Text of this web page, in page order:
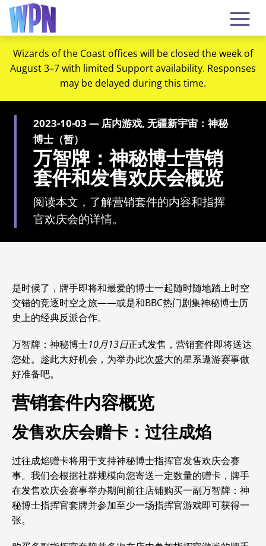
Wizards of the Coast offices will be closed the week of
August 3–7 with limited Support availability. Responses
may be delayed during this time.
2023-10-03 — 店内游戏, 无疆新宇宙：神秘
博士（暂）
万智牌：神秘博士营销
套件和发售欢庆会概览
阅读本文，了解营销套件的内容和指挥
官欢庆会的详情。
是时候了，牌手即将和最爱的博士一起随时随地踏上时空
交错的竞逐时空之旅——或是和BBC热门剧集神秘博士历
史上的经典反派合作。
万智牌：神秘博士10月13日正式发售，营销套件即将送达
您处。趁此大好机会，为举办此次盛大的星系遨游赛事做
好准备吧。
营销套件内容概览
发售欢庆会赠卡：过往成焰
过往成焰赠卡将用于支持神秘博士指挥官发售欢庆会赛
事。 我们会根据社群规模向您寄送一定数量的赠卡，牌手
在发售欢庆会赛事举办期间前往店铺购买一副万智牌：神
秘博士指挥官套牌并参加至少一场指挥官游戏即可获得一
张。